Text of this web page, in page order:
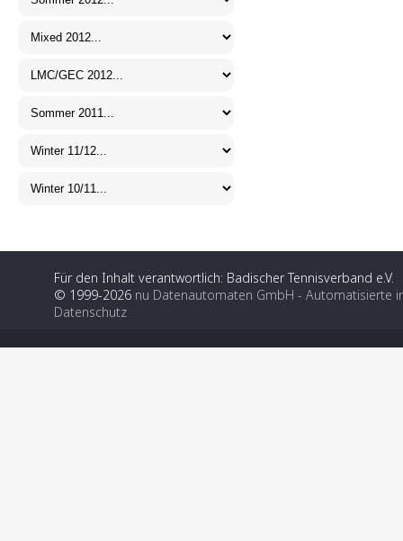
Für den Inhalt verantwortlich: Badischer Tennisverband e.V.
© 1999-2026 nu Datenautomaten GmbH - Automatisierte
Datenschutz